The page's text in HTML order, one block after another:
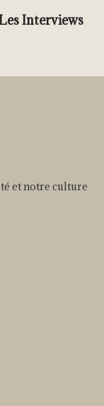
Interviews
et notre culture